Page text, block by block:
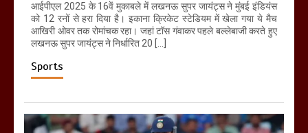
आईपीएल 2025 के 16वें मुकाबले में लखनऊ सुपर जायंट्स ने मुंबई इंडियंस
को 12 रनों से हरा दिया है। इकाना क्रिकेट स्टेडियम में खेला गया ये मैच
आखिरी ओवर तक रोमांचक रहा। जहां टॉस गंवाकर पहले बल्लेबाजी करते हुए
लखनऊ सुपर जायंट्स ने निर्धारित 20 […]
Sports